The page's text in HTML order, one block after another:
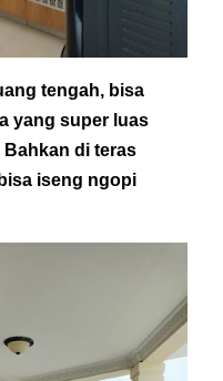
tengah, bisa
yang super luas
di teras
iseng ngopi